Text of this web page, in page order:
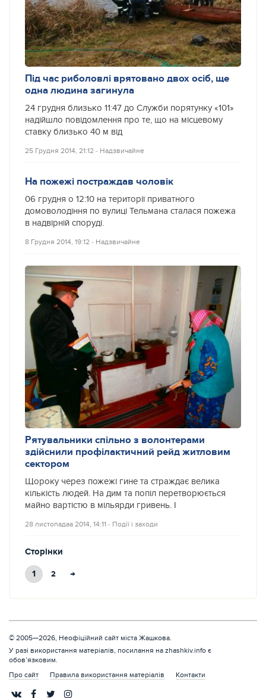
Під час риболовлі врятовано двох осіб, ще
одна людина загинула
24 грудня близько 11:47 до Служби порятунку «101»
надійшло повідомлення про те, що на місцевому
ставку близько 40 м від
25 Грудня 2014, 21:12 ‐ Надзвичайне
На пожежі постраждав чоловік
06 грудня о 12:10 на території приватного
домоволодіння по вулиці Тельмана сталася пожежа
в надвірній споруді.
8 Грудня 2014, 19:12 ‐ Надзвичайне
Рятувальники спільно з волонтерами
здійснили профілактичний рейд житловим
сектором
Щороку через пожежі гине та страждає велика
кількість людей. На дим та попіл перетворюється
майно вартістю в мільярди гривень. І
28 листопадаа 2014, 14:11 ‐ Події і заходи
Сторінки
1 2 →
© 2005—2026, Неофіційний сайт міста Жашкова.
У разі використання матеріалів, посилання на zhashkiv.info є
обов’язковим.
Про сайт
Правила використання матеріалів Контакти